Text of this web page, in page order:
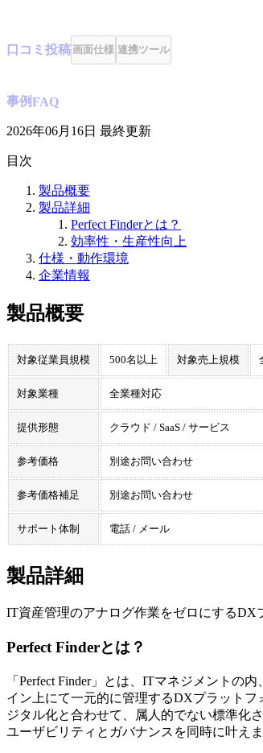
口コミ 投稿画面仕様 連携ツール
事例FAQ
2026年06月16日 最終更新
目次
製品概要
製品詳細
Perfect Finderとは？
効率性・生産性向上
仕様・動作環境
企業情報
製品概要
対象従業員規模 500名以上 対象売上規模
対象業種 全業種対応
提供形態 クラウド / SaaS / サービス
参考価格 別途お問い合わせ
参考価格補足 別途お問い合わせ
サポート体制 電話 / メール
製品詳細
IT資産管理のアナログ作業をゼロにするDX
Perfect Finderとは？
「Perfect Finder」とは、ITマネジメントの
イン上にて一元的に管理するDXプラット
ジタル化と合わせて、属人的でない標準化
ユーザビリティとガバナンスを同時に叶えま